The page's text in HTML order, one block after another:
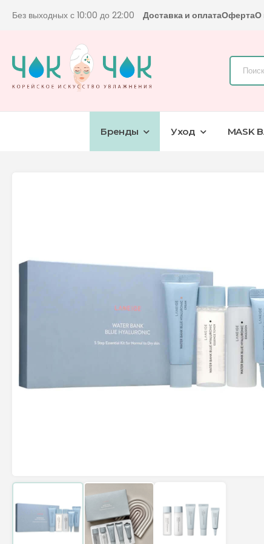
Без выходных с 10:00 до 22:00 Доставка и оплатаОфертаО
Бренды Уход MASK